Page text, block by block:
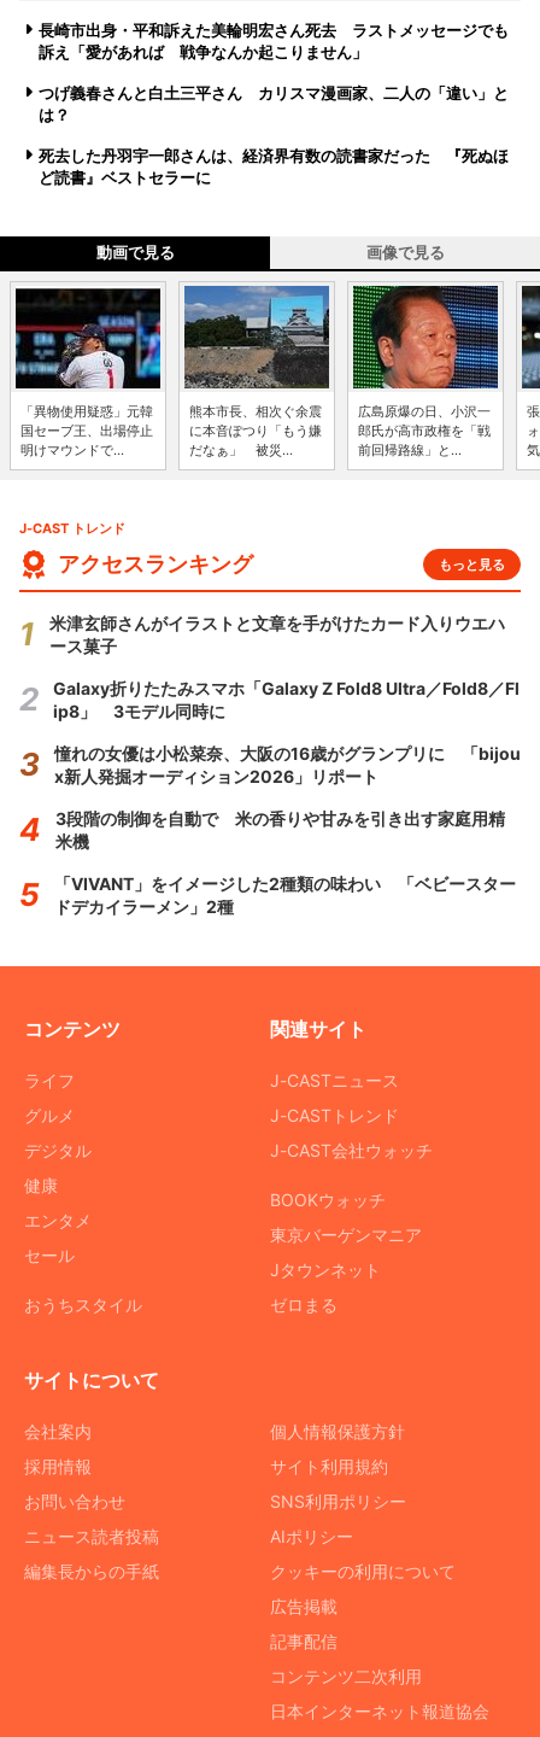
長崎市出身・平和訴えた美輪明宏さん死去 ラストメッセージでも
訴え「愛があれば 戦争なんか起こりません」
つげ義春さんと白土三平さん カリスマ漫画家、二人の「違い」と
は？
死去した丹羽宇一郎さんは、経済界有数の読書家だった 『死ぬほ
ど読書』ベストセラーに
動画で見る 画像で見る
「異物使用疑惑」元韓
国セーブ王、出場停止
明けマウンドで...
熊本市長、相次ぐ余震
に本音ぽつり「もう嫌
だなぁ」 被災...
広島原爆の日、小沢一
郎氏が高市政権を「戦
前回帰路線」と...
J-CAST トレンド
アクセスランキング もっと見る
米津玄師さんがイラストと文章を手がけたカード入りウエハ
ース菓子
Galaxy折りたたみスマホ「Galaxy Z Fold8 Ultra／Fold8／Fl
ip8」 3モデル同時に
憧れの女優は小松菜奈、大阪の16歳がグランプリに 「bijou
x新人発掘オーディション2026」リポート
3段階の制御を自動で 米の香りや甘みを引き出す家庭用精
米機
「VIVANT」をイメージした2種類の味わい 「ベビースター
ドデカイラーメン」2種
コンテンツ
ライフ
グルメ
デジタル
健康
エンタメ
セール
おうちスタイル
関連サイト
J-CASTニュース
J-CASTトレンド
J-CAST会社ウォッチ
BOOKウォッチ
東京バーゲンマニア
Jタウンネット
ゼロまる
サイトについて
会社案内
採用情報
お問い合わせ
ニュース読者投稿
編集長からの手紙
個人情報保護方針
サイト利用規約
SNS利用ポリシー
AIポリシー
クッキーの利用について
広告掲載
記事配信
コンテンツ二次利用
日本インターネット報道協会